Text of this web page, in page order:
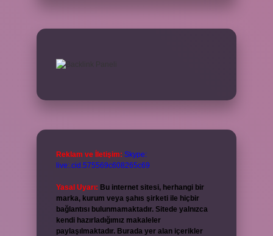
Reklam ve İletişim: Skype:
live:.cid.575569c608265c69
Yasal Uyarı: Bu internet sitesi, herhangi bir
marka, kurum veya şahıs şirketi ile hiçbir
bağlantısı bulunmamaktadır. Sitede yalnızca
kendi hazırladığımız makaleler
paylaşılmaktadır. Burada yer alan içerikler